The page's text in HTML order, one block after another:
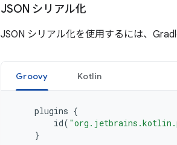
JSON シリアル化
JSON シリアル化を使用するには、
Groovy Kotlin
plugins {
id(
}